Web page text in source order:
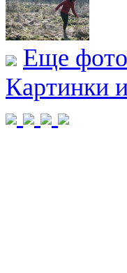
Еще
Картинки